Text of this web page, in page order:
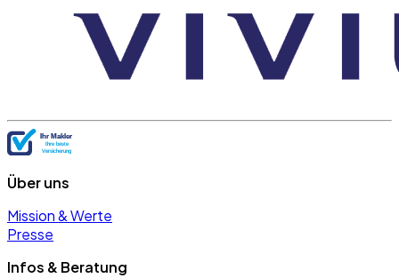
Über uns
Mission & Werte
Presse
Infos & Beratung